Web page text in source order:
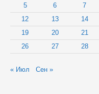
5
6 7
12
13 14
19
20 21
26
27 28
« Июл Сен »